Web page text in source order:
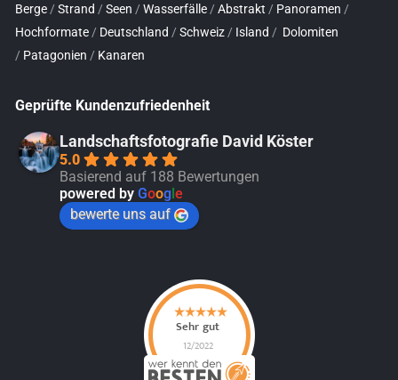
Berge / Strand / Seen / Wasserfälle / Abstrakt / Panoramen /
Hochformate / Deutschland / Schweiz / Island / Dolomiten
/ Patagonien / Kanaren
Geprüfte Kundenzufriedenheit
Landschaftsfotografie David Köster
5.0
Basierend auf 188 Bewertungen
powered by Google
bewerte uns auf